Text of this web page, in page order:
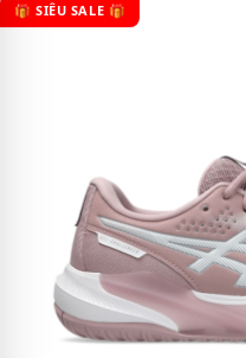
🎁 SIÊU SALE 🎁